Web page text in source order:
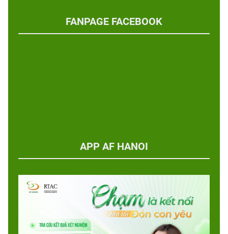
FANPAGE FACEBOOK
APP AF HANOI